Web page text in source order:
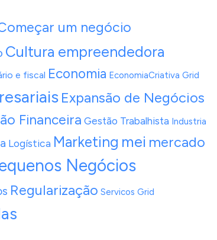
um negócio
Cultura empreendedora
e fiscal Economia EconomiaCriativa Grid
Expansão de Negócios
Financeira Gestão Trabalhista Industria
Logística Marketing mei mercado
Negócios
Regularização Servicos Grid